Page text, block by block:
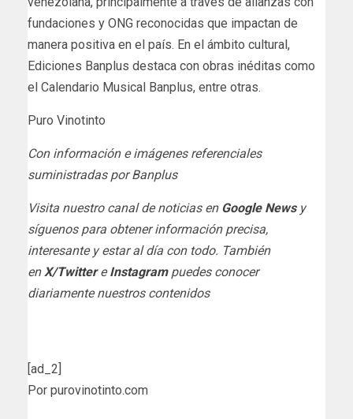
fundaciones y ONG reconocidas que impactan de
manera positiva en el país. En el ámbito cultural,
Ediciones Banplus destaca con obras inéditas como
el Calendario Musical Banplus, entre otras.
Puro Vinotinto
Con información e imágenes referenciales
suministradas por Banplus
Visita nuestro canal de noticias en Google Newsy
síguenos para obtener información precisa,
interesante y estar al día con todo. También
en X/TwittereInstagrampuedes conocer
diariamente nuestros contenidos
[ad_2]
Por purovinotinto.com